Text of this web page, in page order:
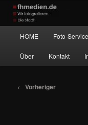
Zum
primären
Inhalt
springen
Wir fotografieren die
HOME Foto-Service
Über Kontakt
Beitragsnavigation
← Vorheriger